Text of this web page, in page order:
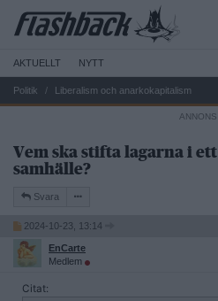
AKTUELLT NYTT
Politik Liberalism och anarkokapitalism
Vem ska stifta lagarna i
samhälle?
Svara
2024-10-23, 13:14
EnCarte
Medlem
Citat: